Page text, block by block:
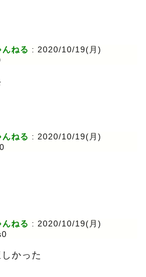
ねる : 2020/10/19(月)
ねる : 2020/10/19(月)
ねる : 2020/10/19(月)
かった